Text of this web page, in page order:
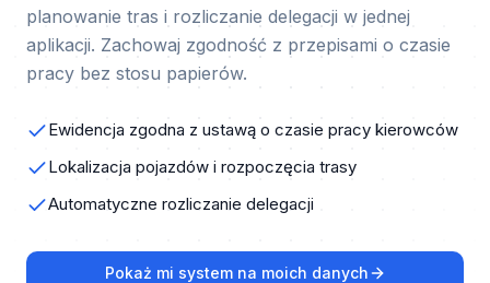
planowanie tras i rozliczanie delegacji w jednej
aplikacji. Zachowaj zgodność z przepisami o czasie
pracy bez stosu papierów.
Ewidencja zgodna z ustawą o czasie pracy kierowców
Lokalizacja pojazdów i rozpoczęcia trasy
Automatyczne rozliczanie delegacji
Pokaż mi system na moich danych